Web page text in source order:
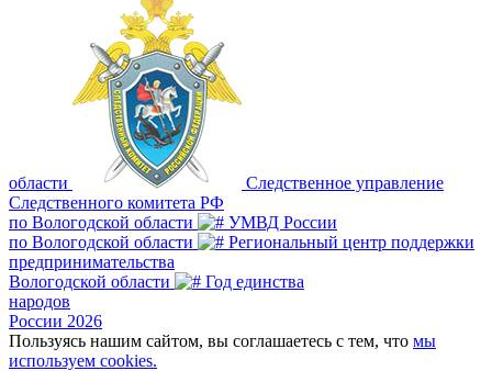
области
Следственное управление
Следственного комитета РФ
по Вологодской области
УМВД России
по Вологодской области
Региональный центр поддержки
предпринимательства
Вологодской области
Год единства
народов
России 2026
Пользуясь нашим сайтом, вы соглашаетесь с тем, что мы
используем cookies.